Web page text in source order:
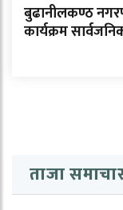
बुढानीलकण्ठ
कार्यक्रम
ताजा